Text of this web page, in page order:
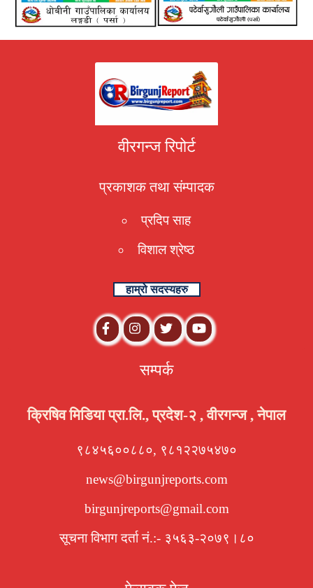
वीरगन्ज रिपोर्ट
प्रकाशक तथा संम्पादक
प्रदिप साह
विशाल श्रेष्ठ
हाम्रो सदस्यहरु
सम्पर्क
क्रिषिव मिडिया प्रा.लि., प्रदेश-२ , वीरगन्ज , नेपाल
९८४५६००८८०, ९८१२२७५४७०
news@birgunjreports.com
birgunjreports@gmail.com
सूचना विभाग दर्ता नं.:- ३५६३-२०७९।८०